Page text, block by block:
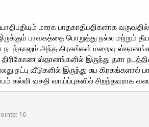
மாரக பாதகாதிபதிகளாக
இருக்கும் பாவகத்தை பொறுத்து நல்ல
அந்த கிரகங்கள் மறைவு
ஸ்தானங்களில் இருந்து தசா
நட்பு வீடுகளில் இருந்து சுப
வசதி வாய்ப்புகளில் சிறந்தவராக வலம்
16